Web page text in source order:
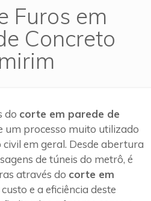
Furos em
Concreto
do corte em parede de
um processo muito utilizado
em geral. Desde abertura
de túneis do metrô, é
através do corte em
custo e a eficiência deste